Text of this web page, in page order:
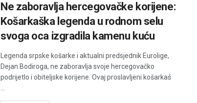
Ne zaboravlja hercegovačke korijene:
Košarkaška legenda u rodnom selu
svoga oca izgradila kamenu kuću
Legenda srpske košarke i aktualni predsjednik Eurolige,
Dejan Bodiroga, ne zaboravlja svoje hercegovačko
podrijetlo i obiteljske korijene. Ovaj proslavljeni košarkaš